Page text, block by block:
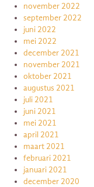
november 2022
september 2022
juni 2022
mei 2022
december 2021
november 2021
oktober 2021
augustus 2021
juli 2021
juni 2021
mei 2021
april 2021
maart 2021
februari 2021
januari 2021
december 2020